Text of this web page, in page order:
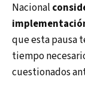
Nacional
que esta pausa
tiempo
cuestionados